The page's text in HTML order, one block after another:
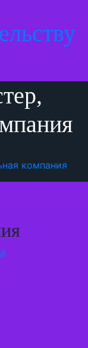
компания